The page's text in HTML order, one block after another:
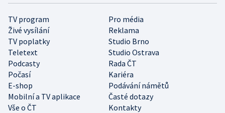
TV program
Pro média
Živé vysílání
Reklama
TV poplatky
Studio Brno
Teletext
Studio Ostrava
Podcasty
Rada ČT
Počasí
Kariéra
E-shop
Podávání námětů
Mobilní a TV aplikace
Časté dotazy
Vše o ČT
Kontakty